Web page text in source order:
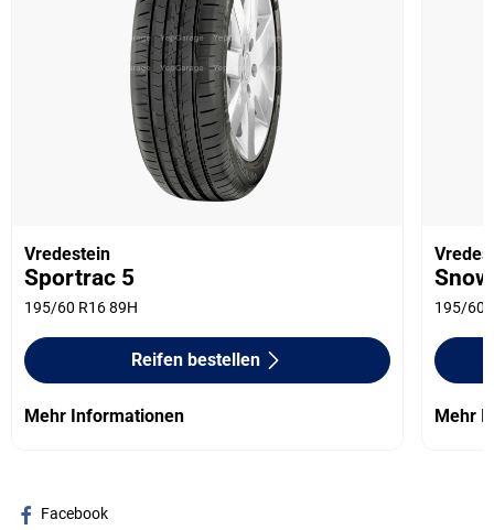
Vredestein
Sportrac 5
195/60 R16 89H
Reifen bestellen
Mehr Informationen
195/60
Mehr
Facebook